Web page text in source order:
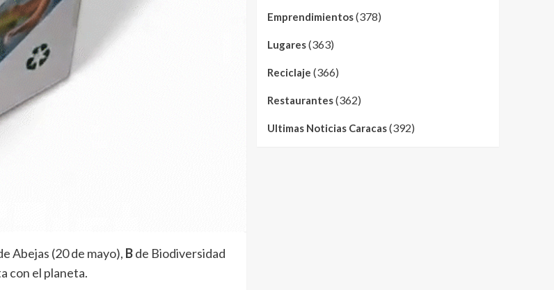
Abejas (20 de mayo), Bde Biodiversidad
con el planeta.
Emprendimientos(378)
Lugares(363)
Reciclaje (366)
Restaurantes(362)
Ultimas Noticias Caracas(392)